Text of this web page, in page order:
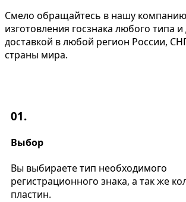
Смело обращайтесь в нашу
изготовления госзнака любого типа и
доставкой в любой регион России,
страны мира.
01.
Выбор
Вы выбираете тип необходимого
регистрационного знака, а так же
пластин.